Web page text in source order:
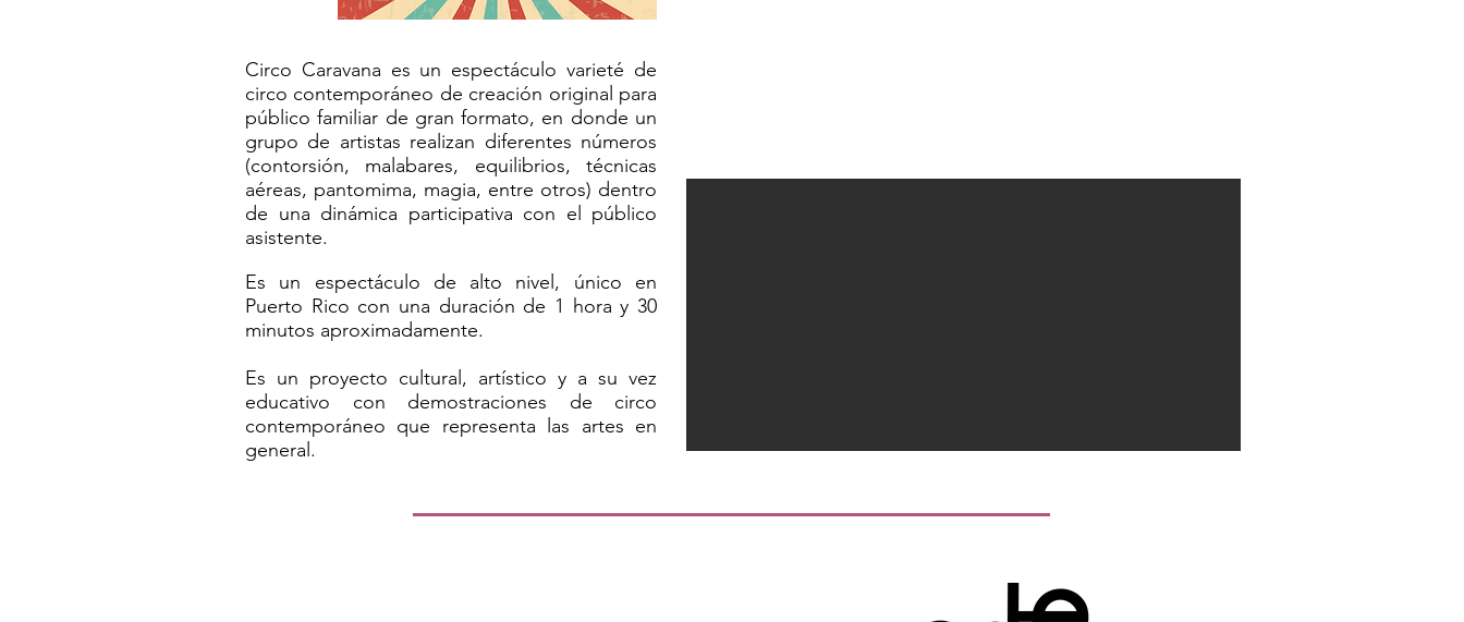
Circo Caravana es un espectáculo varieté de
circo contemporáneo de creación original para
público familiar de gran formato, en donde un
grupo de artistas realizan diferentes números
(contorsión, malabares, equilibrios, técnicas
aéreas, pantomima, magia, entre otros) dentro
de una dinámica participativa con el público
asistente.
Es un espectáculo de alto nivel, único en
Puerto Rico con una duración de 1 hora y 30
minutos aproximadamente.
Es un proyecto cultural, artístico y a su vez
educativo con demostraciones de circo
contemporáneo que representa las artes en
general.